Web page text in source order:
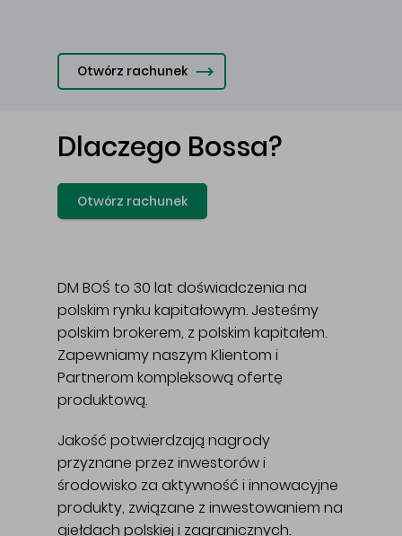
Otwórz rachunek
Dlaczego Bossa?
Otwórz rachunek
DM BOŚ to 30 lat doświadczenia na
polskim rynku kapitałowym. Jesteśmy
polskim brokerem, z polskim kapitałem.
Zapewniamy naszym Klientom i
Partnerom kompleksową ofertę
produktową.
Jakość potwierdzają nagrody
przyznane przez inwestorów i
środowisko za aktywność i innowacyjne
produkty, związane z inwestowaniem na
giełdach polskiej i zagranicznych.